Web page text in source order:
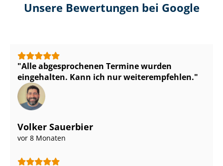
Unsere Bewertungen bei Google
Alle abgesprochenen Termine wurden
eingehalten. Kann ich nur weiterempfehlen.
Volker Sauerbier
vor 8 Monaten